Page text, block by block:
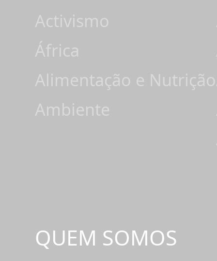
Activismo
África
Alimentação e Nutrição
Ambiente
QUEM SOMOS